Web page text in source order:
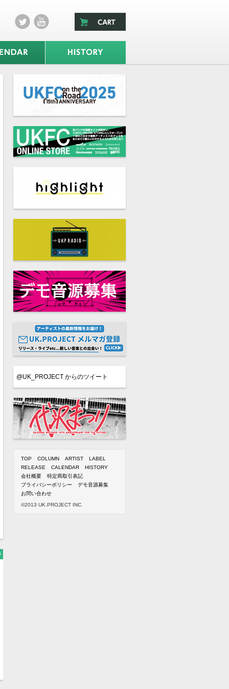
@UK_PROJECT からのツイート
TOP COLUMN ARTIST
LABEL
RELEASE
CALENDAR
HISTORY
会社概要
特定商取引表記
プライバシーポリシー
デモ音源募集
お問い合わせ
©2013 UK.PROJECT INC.